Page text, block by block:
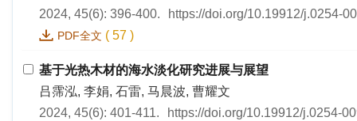
2024, 45(6): 396-400.
https://doi.org/10.19912/j.0254-
PDF全文 ( 57 )
基于光热木材的海水淡化研究进展与展望
吕霈泓, 李娟, 石雷, 马晨波, 曹耀文
2024, 45(6): 401-411.
https://doi.org/10.19912/j.0254-